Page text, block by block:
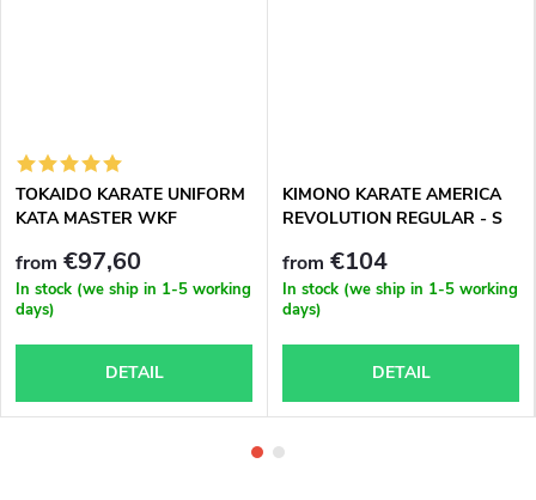
TOKAIDO KARATE UNIFORM
KATA MASTER WKF
from €97,60
In stock (we ship in 1-5 working
days)
DETAIL
KIMONO KARATE AMERICA
REVOLUTION REGULAR - S
TRHU
from €104
In stock (we ship in 1-5 working
days)
DETAIL